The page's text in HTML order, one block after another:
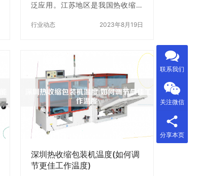
泛应用。江苏地区是我国热收缩包
的供应商众多，价格也参差不齐。
苏热收缩包装机价格，并提供一些
选购建议。 一、江苏热收缩包装机
价格概述 江苏地区的热收缩包装机
价格与其他地区相比略高，但是由
于市场竞争激烈，价格还是比较透
明的。一般而言，江苏地区的热收
缩包装机价格在2万元-10万元之
间，具体价格会因为品牌、型号、
配置等因素而有所不同。下面是江
行业动态 2023年8月19日
深圳热收缩包装机温度(如何调
节更佳工作温度)
联系我们
关注微信
分享本页